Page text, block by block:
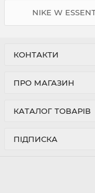
NIKE W
КОНТАКТИ
ПРО МАГАЗИН
КАТАЛОГ ТОВАРІВ
ПІДПИСКА